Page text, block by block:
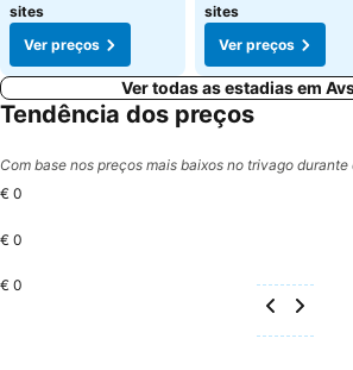
sites
Ver preços
sites
Ver preços
Ver todas as estadias em
Tendência dos preços
Com base nos preços mais baixos no trivago
€ 0
€ 0
€ 0